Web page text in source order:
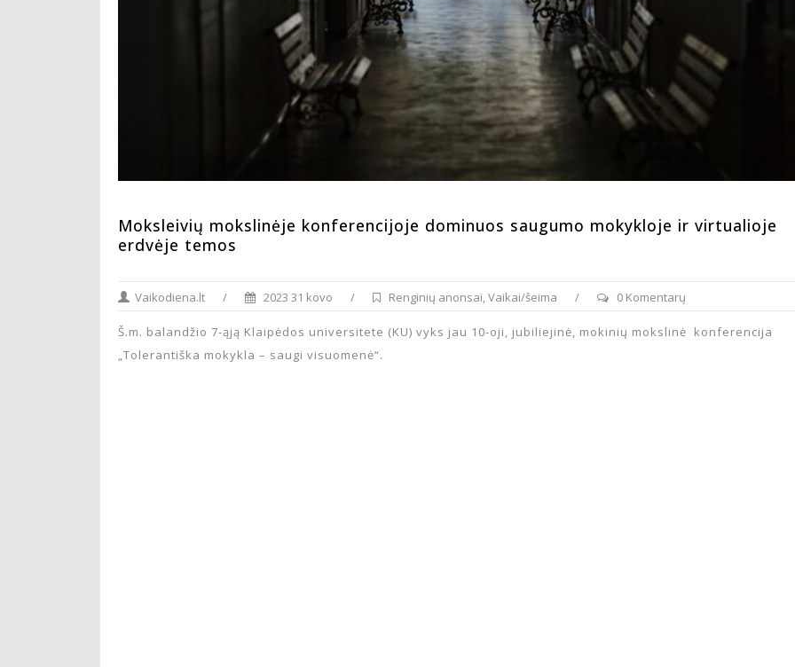
Moksleivių mokslinėje konferencijoje dominuos saugumo mokykloje ir virtualioje
erdvėje temos
Vaikodiena.lt / 2023 31 kovo / Renginių anonsai,Vaikai/šeima / 0 Komentarų
Š.m. balandžio 7-ąją Klaipėdos universitete (KU) vyks jau 10-oji, jubiliejinė, mokinių mokslinė konferencija
„Tolerantiška mokykla – saugi visuomenė“.